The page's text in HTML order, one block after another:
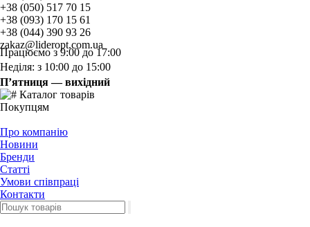
+38 (050) 517 70 15
+38 (093) 170 15 61
+38 (044) 390 93 26
zakaz@lideropt.com.ua
Працюємо з 9:00 до 17:00
Неділя: з 10:00 до 15:00
П’ятниця — вихідний
Каталог товарів
Покупцям
Про компанію
Новини
Бренди
Статті
Умови співпраці
Контакти